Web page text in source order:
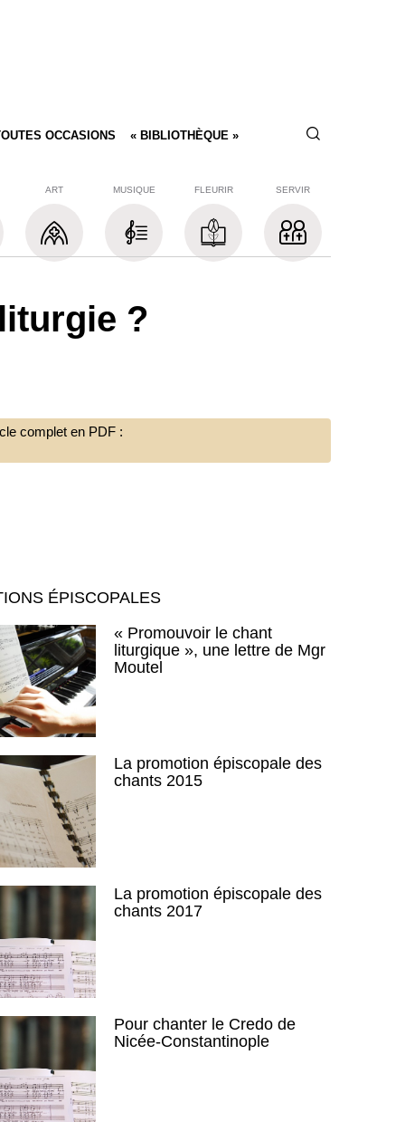
OCCASIONS « BIBLIOTHÈQUE »
ART MUSIQUE FLEURIR SERVIR
?
complet en PDF :
ÉPISCOPALES
« Promouvoir le chant
liturgique », une lettre de Mgr
Moutel
La promotion épiscopale des
chants 2015
La promotion épiscopale des
chants 2017
Pour chanter le Credo de
Nicée-Constantinople